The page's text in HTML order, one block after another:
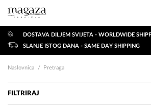
DOSTAVA DILJEM SVIJETA - WORLDWIDE
SLANJE ISTOG DANA - SAME DAY SHIPPING
Naslovnica Pretraga
FILTRIRAJ